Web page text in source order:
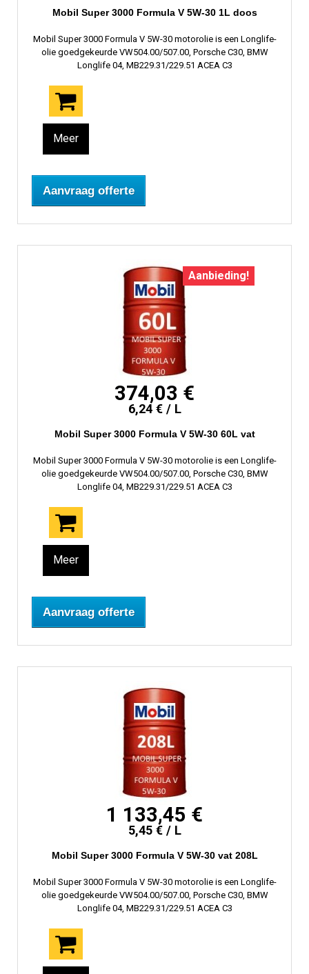
Mobil Super 3000 Formula V 5W-30 1L doos
Mobil Super 3000 Formula V 5W-30 motorolie is een Longlife-
olie goedgekeurde VW504.00/507.00, Porsche C30, BMW
Longlife 04, MB229.31/229.51 ACEA C3
Meer
Aanvraag offerte
Aanbieding!
374,03 €
6,24 € / L
Mobil Super 3000 Formula V 5W-30 60L vat
Mobil Super 3000 Formula V 5W-30 motorolie is een Longlife-
olie goedgekeurde VW504.00/507.00, Porsche C30, BMW
Longlife 04, MB229.31/229.51 ACEA C3
Meer
Aanvraag offerte
1 133,45 €
5,45 € / L
Mobil Super 3000 Formula V 5W-30 vat 208L
Mobil Super 3000 Formula V 5W-30 motorolie is een Longlife-
olie goedgekeurde VW504.00/507.00, Porsche C30, BMW
Longlife 04, MB229.31/229.51 ACEA C3